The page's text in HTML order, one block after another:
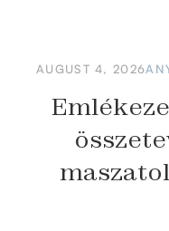
AUGUST 4, 2026